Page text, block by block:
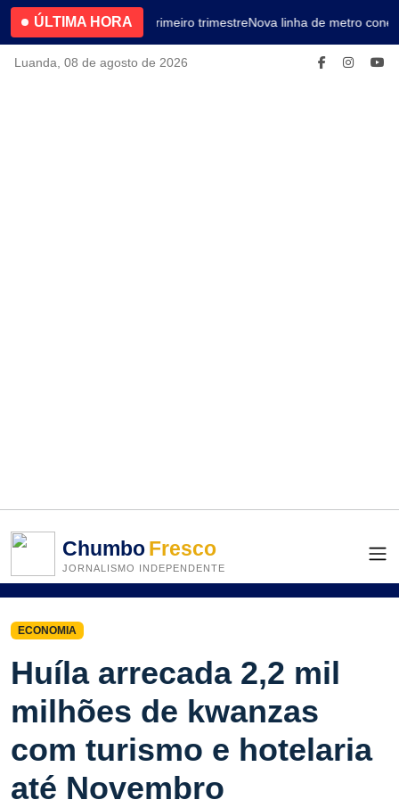
ÚLTIMA HORA4.2% no primeiro trimestreNova linha de metro
Luanda, 08 de agosto de 2026
ChumboFresco
JORNALISMO INDEPENDENTE
ECONOMIA
Huíla arrecada 2,2 mil
milhões de kwanzas
com turismo e hotelaria
até Novembro